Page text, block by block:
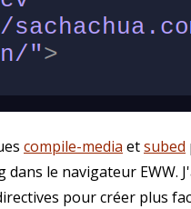
compile-media etsubed
le navigateur
pour créer plus